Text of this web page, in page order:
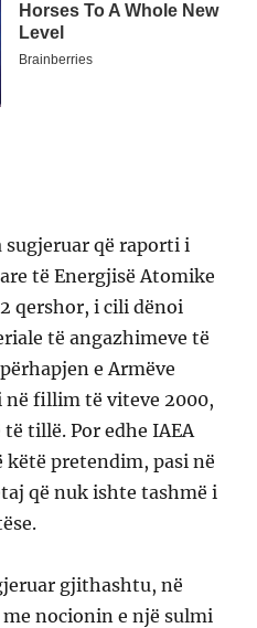
sugjeruar që raporti i
të Energjisë Atomike
qershor, i cili dënoi
të angazhimeve të
e Armëve
në fillim të viteve 2000,
tillë. Por edhe IAEA
këtë pretendim, pasi në
që nuk ishte tashmë i
gjithashtu, në
nocionin e një sulmi